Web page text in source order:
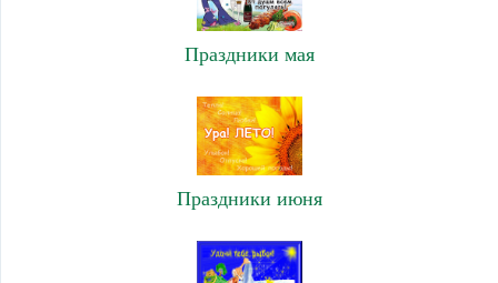
Праздники мая
Праздники июня